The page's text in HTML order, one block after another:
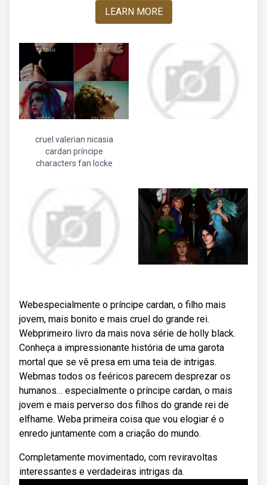
LEARN MORE
cruel valerian nicasia
cardan príncipe
characters fan locke
Webespecialmente o príncipe cardan, o filho mais
jovem, mais bonito e mais cruel do grande rei.
Webprimeiro livro da mais nova série de holly black.
Conheça a impressionante história de uma garota
mortal que se vê presa em uma teia de intrigas.
Webmas todos os feéricos parecem desprezar os
humanos… especialmente o príncipe cardan, o mais
jovem e mais perverso dos filhos do grande rei de
elfhame. Weba primeira coisa que vou elogiar é o
enredo juntamente com a criação do mundo.
Completamente movimentado, com reviravoltas
interessantes e verdadeiras intrigas da.